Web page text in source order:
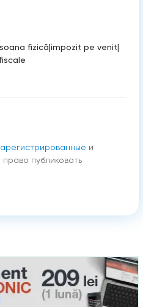
fizică|impozit pe venit|
и
публиковать